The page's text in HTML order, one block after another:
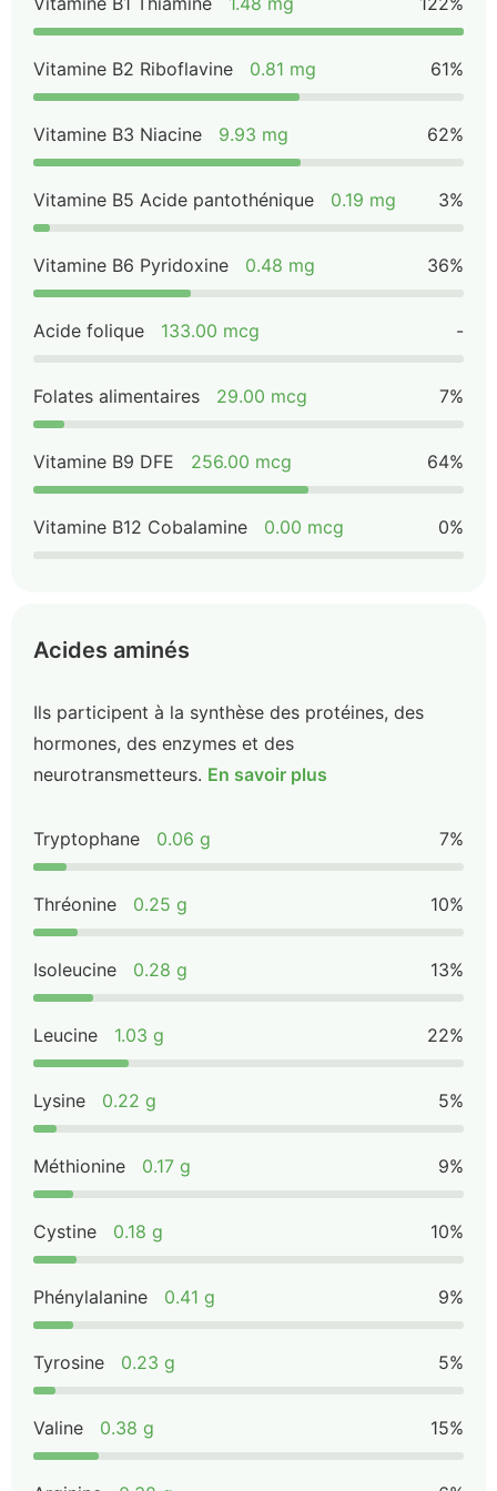
Vitamine B2 Riboflavine 0.81 mg 61%
Vitamine B3 Niacine 9.93 mg 62%
Vitamine B5 Acide pantothénique 0.19 mg 3%
Vitamine B6 Pyridoxine 0.48 mg 36%
Acide folique 133.00 mcg -
Folates alimentaires 29.00 mcg 7%
Vitamine B9 DFE 256.00 mcg 64%
Vitamine B12 Cobalamine 0.00 mcg 0%
Acides aminés
Ils participent à la synthèse des protéines, des
hormones, des enzymes et des
neurotransmetteurs. En savoir plus
Tryptophane 0.06 g 7%
Thréonine 0.25 g 10%
Isoleucine 0.28 g 13%
Leucine 1.03 g 22%
Lysine 0.22 g 5%
Méthionine 0.17 g 9%
Cystine 0.18 g 10%
Phénylalanine 0.41 g 9%
Tyrosine 0.23 g 5%
Valine 0.38 g 15%